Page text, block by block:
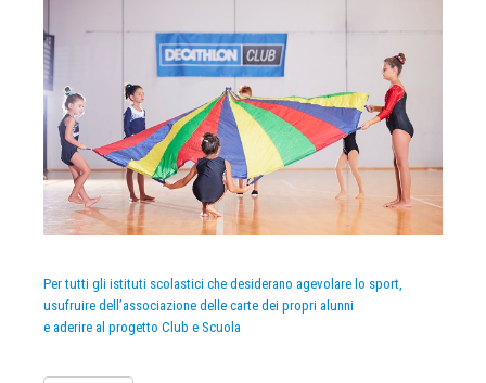
Per tutti gli istituti scolastici che desiderano agevolare lo sport,
usufruire dell’associazione delle carte dei propri alunni
e aderire al progetto Club e Scuola